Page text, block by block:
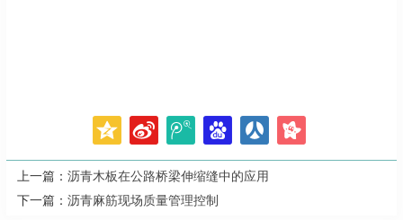
上一篇： 沥青木板在公路桥梁伸缩缝中的应用
下一篇： 沥青麻筋现场质量管理控制